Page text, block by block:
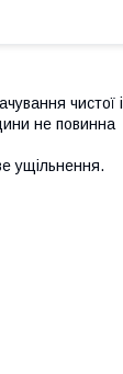
чистої і
не повинна
ущільнення.